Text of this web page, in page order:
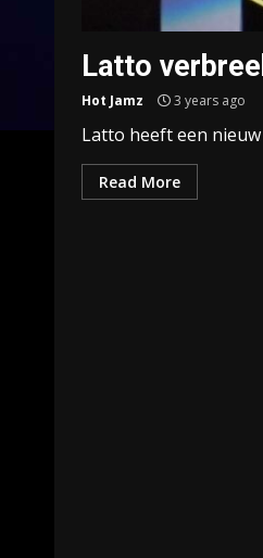
Latto
Hot Jamz 3 years ago
Latto heeft een
Read More